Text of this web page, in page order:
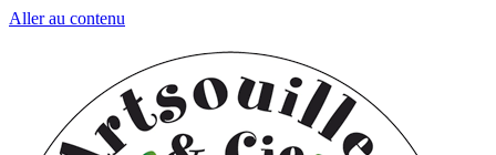
Aller au contenu